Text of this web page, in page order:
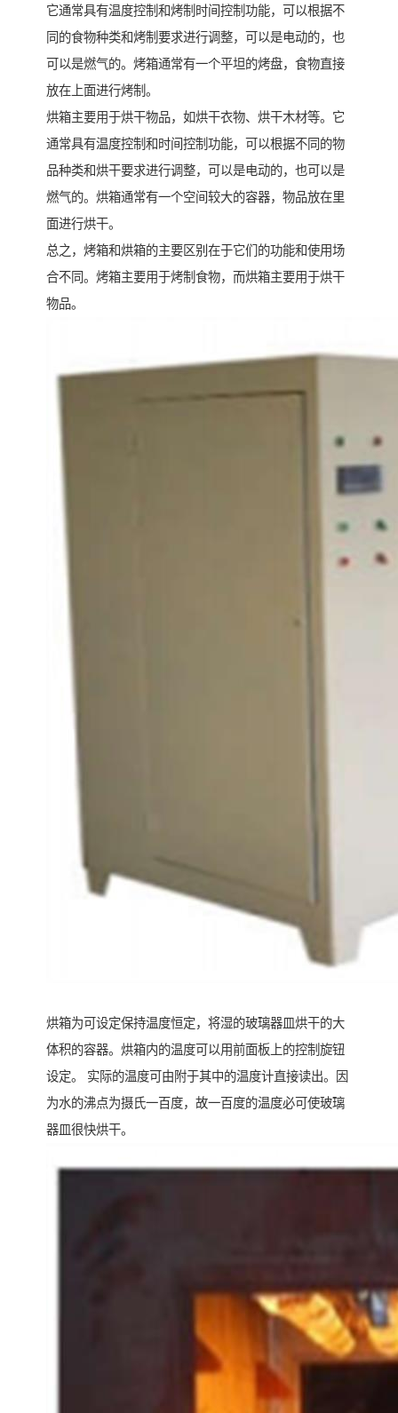
它通常具有温度控制和烤制时间控制功能，可以根据不
同的食物种类和烤制要求进行调整，可以是电动的，也
可以是燃气的。烤箱通常有一个平坦的烤盘，食物直接
放在上面进行烤制。
烘箱主要用于烘干物品，如烘干衣物、烘干木材等。它
通常具有温度控制和时间控制功能，可以根据不同的物
品种类和烘干要求进行调整，可以是电动的，也可以是
燃气的。烘箱通常有一个空间较大的容器，物品放在里
面进行烘干。
总之，烤箱和烘箱的主要区别在于它们的功能和使用场
合不同。烤箱主要用于烤制食物，而烘箱主要用于烘干
物品。
烘箱为可设定保持温度恒定，将湿的玻璃器皿烘干的大
体积的容器。烘箱内的温度可以用前面板上的控制旋钮
设定。 实际的温度可由附于其中的温度计直接读出。因
为水的沸点为摄氏一百度，故一百度的温度必可使玻璃
器皿很快烘干。